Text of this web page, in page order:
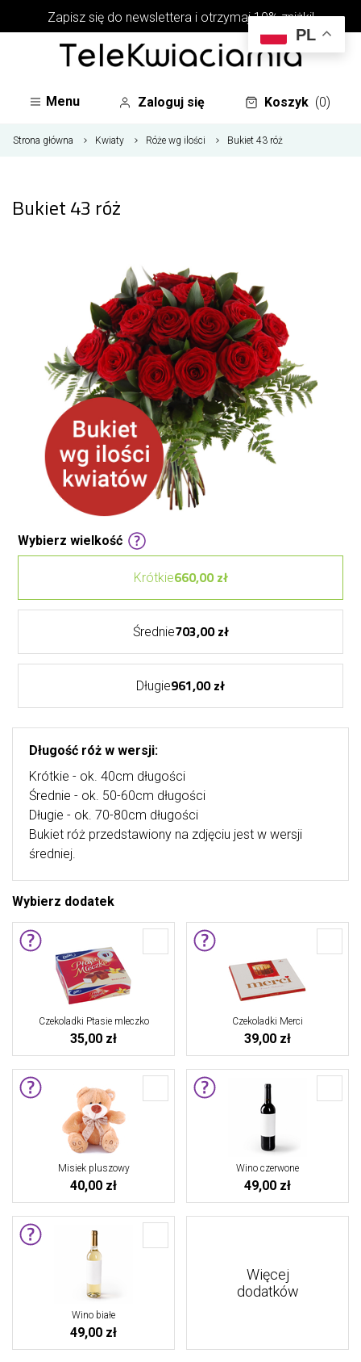
Zapisz się do newslettera i otrzymaj 10% zniżki!
Menu Zaloguj się Koszyk (0)
Strona główna Kwiaty Róże wg ilości Bukiet 43 róż
Bukiet 43 róż
Wybierz wielkość
Krótkie660,00 zł
Średnie703,00 zł
Długie961,00 zł
Długość róż w wersji:
Krótkie - ok. 40cm długości
Średnie - ok. 50-60cm długości
Długie - ok. 70-80cm długości
Bukiet róż przedstawiony na zdjęciu jest w wersji
średniej.
Wybierz dodatek
Czekoladki Ptasie mleczko
35,00 zł
Czekoladki Merci
39,00 zł
Misiek pluszowy
40,00 zł
Wino czerwone
49,00 zł
Wino białe
49,00 zł
Więcej
dodatków
PL